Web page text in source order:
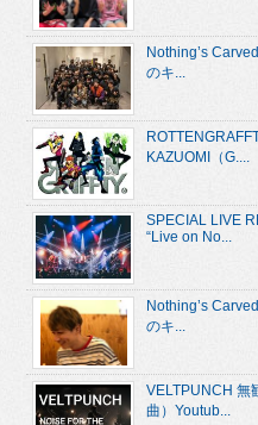
Nothing’s
のキ...
KAZUOMI（G....
SPECIAL LIVE
“Live on No...
Nothing’s
のキ...
VELTPUNCH 無
曲）Youtub...